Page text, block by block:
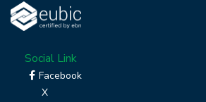
Social Link
Facebook
X